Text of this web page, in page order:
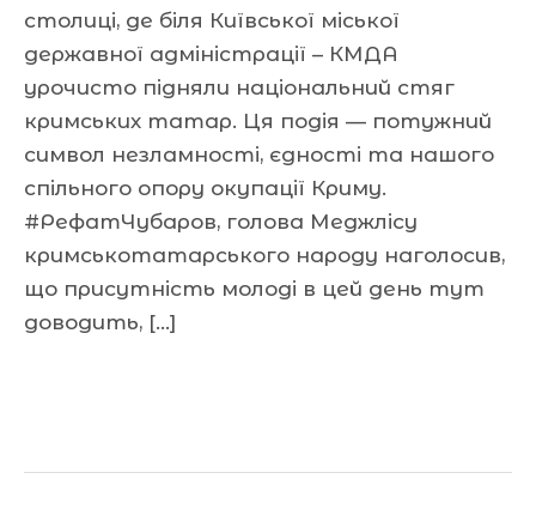
столиці, де біля Київської міської
державної адміністрації – КМДА
урочисто підняли національний стяг
кримських татар. Ця подія — потужний
символ незламності, єдності та нашого
спільного опору окупації Криму.
#РефатЧубаров, голова Меджлісу
кримськотатарського народу наголосив,
що присутність молоді в цей день тут
доводить, […]